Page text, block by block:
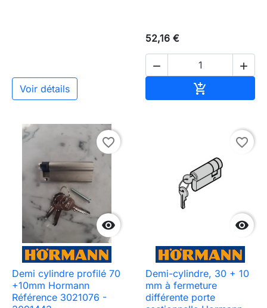
Voir détails
52,16 €
 


favorite_border
Demi cylindre profilé 70
+10mm Hormann
Référence 3021076 -

favorite_border
Demi-cylindre, 30 + 10
mm à fermeture
différente porte